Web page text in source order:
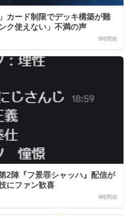
カード制限でデッキ構築が難
ク使えない」不満の声
9時間前
2陣『フ景罪シャッハ』配信が
にファン歓喜
4時間前